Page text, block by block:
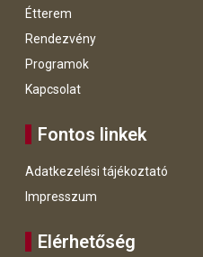
Étterem
Rendezvény
Programok
Kapcsolat
Fontos linkek
Adatkezelési tájékoztató
Impresszum
Elérhetőség